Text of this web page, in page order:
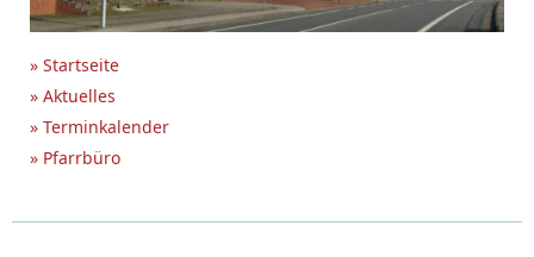
» Startseite
» Aktuelles
» Terminkalender
» Pfarrbüro